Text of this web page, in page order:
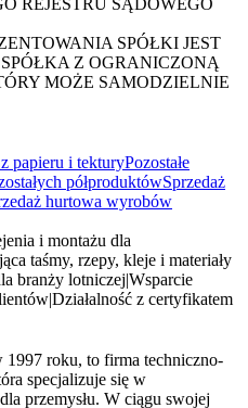
REJESTRU SĄDOWEGO
SPÓŁKI JEST
Z OGRANICZONĄ
MOŻE SAMODZIELNIE
papieru i tekturyPozostałe
półproduktówSprzedaż
hurtowa wyrobów
i montażu dla
taśmy, rzepy, kleje i materiały
branży lotniczej Wsparcie
Działalność z certyfikatem
1997 roku, to firma techniczno-
specjalizuje się w
przemysłu. W ciągu swojej